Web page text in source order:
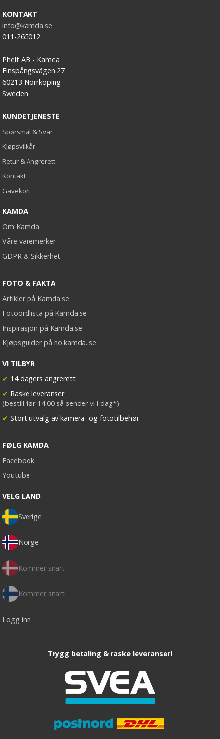
KONTAKT
info@kamda.se
011-265012
Phelt AB - Kamda
Finspångsvägen 27
60213 Norrköping
Sweden
KUNDETJENESTE
Spørsmål & Svar
Kjøpsvilkår
Retur & Angrerett
Kontakt
Gavekort
KAMDA
Om Kamda
Våre varemerker
GDPR & Sikkerhet
FOTO & FAKTA
Artikler på Kamda.se
Fotoordlista på Kamda.se
Inspirasjon på Kamda.se
Kjøpsguider på no.kamda..se
VI TILBYR
✔ 14 dagers angrerett
✔ Raske leveranser
(bestill før 14:00 så sender vi i dag*)
✔ Stort utvalg av kamera- og fototilbehør
FØLG KAMDA
Facebook
Youtube
VELG LAND
Sverige
Norge
Kommer snart
Kommer snart
Logg inn
Trygg betaling & raske leveranser!